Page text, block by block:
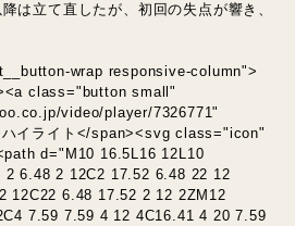
は立て直したが、初回の失点が響き、
wrap responsive-column">
class="button small"
video/player/7326771"
イライト</span><svg class="icon"
d="M10 16.5L16 12L10
6.48 2 12C2 17.52 6.48 22 12
12C22 6.48 17.52 2 12 2ZM12
7.59 7.59 4 12 4C16.41 4 20 7.59